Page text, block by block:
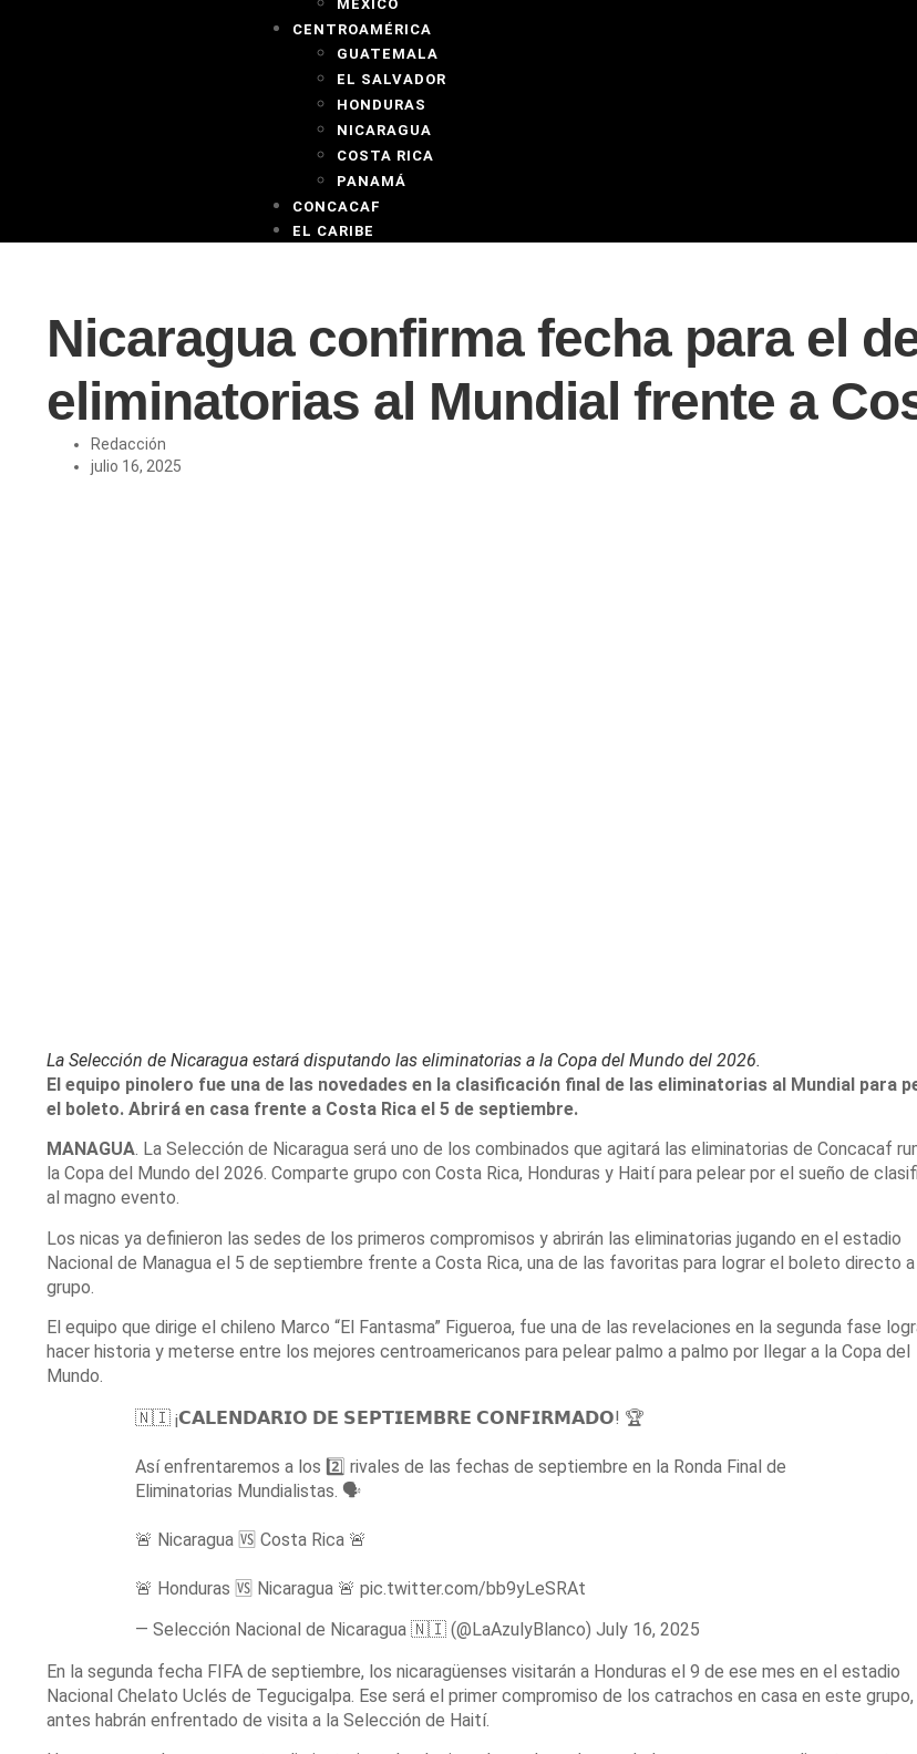
MEXICO
CENTROAMÉRICA
GUATEMALA
EL SALVADOR
HONDURAS
NICARAGUA
COSTA RICA
PANAMÁ
CONCACAF
EL CARIBE
Nicaragua confirma fecha para el
eliminatorias al Mundial frente a
Redacción
julio 16, 2025
La Selección de Nicaragua estará disputando las eliminatorias a la Copa del Mundo del 2026.
El equipo pinolero fue una de las novedades en la clasificación final de las eliminatorias al Mundial para
el boleto. Abrirá en casa frente a Costa Rica el 5 de septiembre.
MANAGUA. La Selección de Nicaragua será uno de los combinados que agitará las eliminatorias de Concacaf
la Copa del Mundo del 2026. Comparte grupo con Costa Rica, Honduras y Haití para pelear por el sueño de
al magno evento.
Los nicas ya definieron las sedes de los primeros compromisos y abrirán las eliminatorias jugando en el estadio
Nacional de Managua el 5 de septiembre frente a Costa Rica, una de las favoritas para lograr el boleto directo
grupo.
El equipo que dirige el chileno Marco “El Fantasma” Figueroa, fue una de las revelaciones en la segunda fase
hacer historia y meterse entre los mejores centroamericanos para pelear palmo a palmo por llegar a la Copa del
Mundo.
🇳🇮 ¡𝗖𝗔𝗟𝗘𝗡𝗗𝗔𝗥𝗜𝗢 𝗗𝗘 𝗦𝗘𝗣𝗧𝗜𝗘𝗠𝗕𝗥𝗘 𝗖𝗢𝗡𝗙𝗜𝗥𝗠𝗔𝗗𝗢! 🏆
Así enfrentaremos a los 2️⃣ rivales de las fechas de septiembre en la Ronda Final de
Eliminatorias Mundialistas. 🗣️
🚨 Nicaragua 🆚 Costa Rica 🚨
🚨 Honduras 🆚 Nicaragua 🚨 pic.twitter.com/bb9yLeSRAt
— Selección Nacional de Nicaragua 🇳🇮 (@LaAzulyBlanco) July 16, 2025
En la segunda fecha FIFA de septiembre, los nicaragüenses visitarán a Honduras el 9 de ese mes en el estadio
Nacional Chelato Uclés de Tegucigalpa. Ese será el primer compromiso de los catrachos en casa en este grupo,
antes habrán enfrentado de visita a la Selección de Haití.